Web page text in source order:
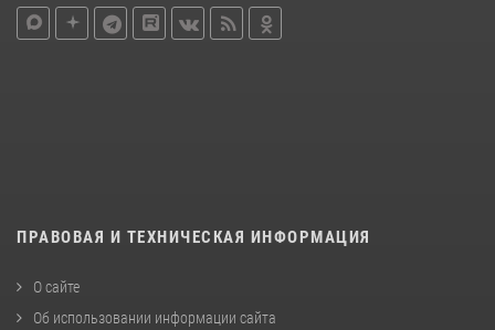
ПРАВОВАЯ И ТЕХНИЧЕСКАЯ ИНФОРМАЦИЯ
О сайте
Об использовании информации сайта